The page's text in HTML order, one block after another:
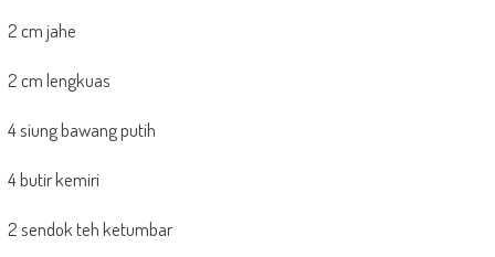
2 cm jahe
2 cm lengkuas
4 siung bawang putih
4 butir kemiri
2 sendok teh ketumbar